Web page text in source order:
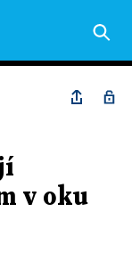
v oku